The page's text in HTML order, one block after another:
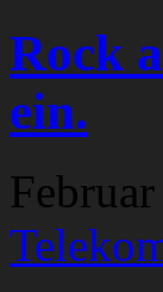
Rock
ein.